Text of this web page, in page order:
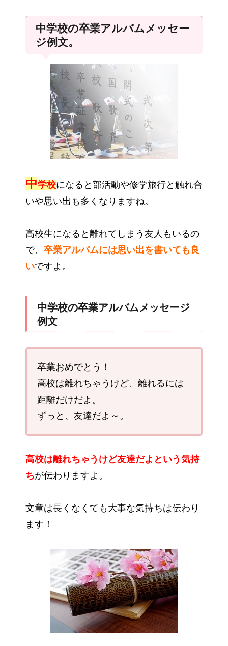
中学校の卒業アルバムメッセー
ジ例文。
中学校になると部活動や修学旅行と触れ合
いや思い出も多くなりますね。
高校生になると離れてしまう友人もいるの
で、 卒業アルバムには思い出を書いても良
いですよ。
中学校の卒業アルバムメッセージ
例文
卒業おめでとう！
高校は離れちゃうけど、離れるには
距離だけだよ。
ずっと、友達だよ～。
高校は離れちゃうけど友達だよという気持
ちが伝わりますよ。
文章は長くなくても大事な気持ちは伝わり
ます！